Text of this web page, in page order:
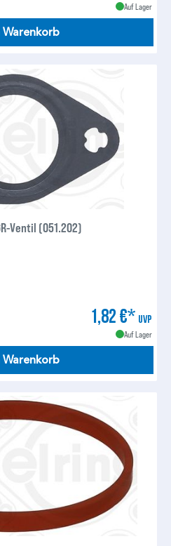
Auf Lager
Warenkorb
Ventil (051.202)
1,82 €* UVP
Auf Lager
Warenkorb